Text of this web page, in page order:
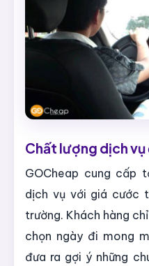
Chất lượng dịch vụ
GOCheap cung cấp
dịch vụ với giá cước
trường. Khách hàng
chọn ngày đi mong
đưa ra gợi ý những